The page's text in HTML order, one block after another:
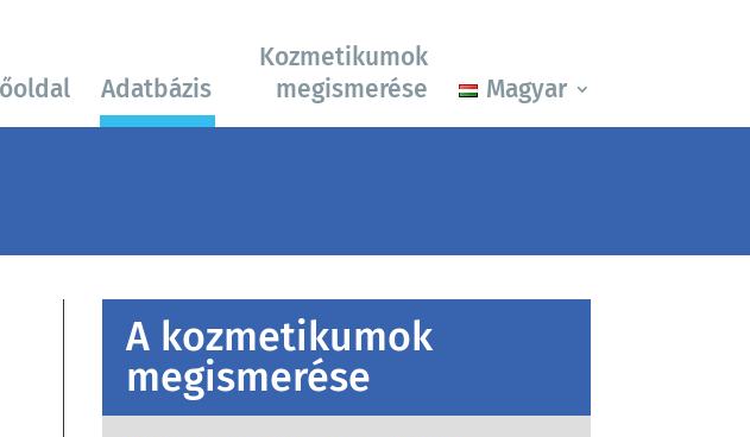
Adatbázis
Kozmetikumok
megismerése
Magyar
A kozmetikumok
megismerése